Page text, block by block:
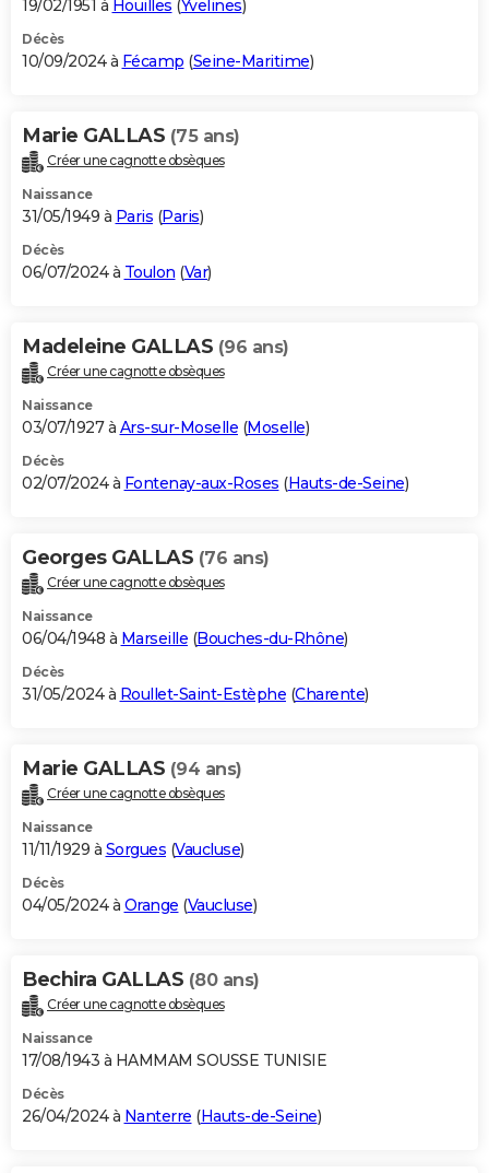
19/02/1951 à Houilles (Yvelines)
Décès
10/09/2024 à Fécamp (Seine-Maritime)
Marie GALLAS (75 ans)
Créer une cagnotte obsèques
Naissance
31/05/1949 à Paris (Paris)
Décès
06/07/2024 à Toulon (Var)
Madeleine GALLAS (96 ans)
Créer une cagnotte obsèques
Naissance
03/07/1927 à Ars-sur-Moselle (Moselle)
Décès
02/07/2024 à Fontenay-aux-Roses (Hauts-de-Seine)
Georges GALLAS (76 ans)
Créer une cagnotte obsèques
Naissance
06/04/1948 à Marseille (Bouches-du-Rhône)
Décès
31/05/2024 à Roullet-Saint-Estèphe (Charente)
Marie GALLAS (94 ans)
Créer une cagnotte obsèques
Naissance
11/11/1929 à Sorgues (Vaucluse)
Décès
04/05/2024 à Orange (Vaucluse)
Bechira GALLAS (80 ans)
Créer une cagnotte obsèques
Naissance
17/08/1943 à HAMMAM SOUSSE TUNISIE
Décès
26/04/2024 à Nanterre (Hauts-de-Seine)